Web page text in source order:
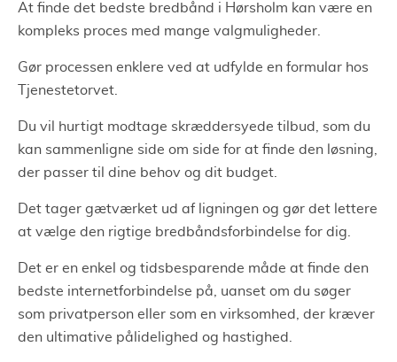
At finde det bedste bredbånd i Hørsholm kan være en
kompleks proces med mange valgmuligheder.
Gør processen enklere ved at udfylde en formular hos
Tjenestetorvet.
Du vil hurtigt modtage skræddersyede tilbud, som du
kan sammenligne side om side for at finde den løsning,
der passer til dine behov og dit budget.
Det tager gætværket ud af ligningen og gør det lettere
at vælge den rigtige bredbåndsforbindelse for dig.
Det er en enkel og tidsbesparende måde at finde den
bedste internetforbindelse på, uanset om du søger
som privatperson eller som en virksomhed, der kræver
den ultimative pålidelighed og hastighed.